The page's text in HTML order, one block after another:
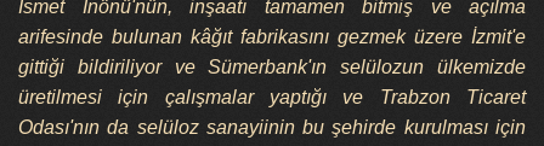
İsmet İnönü'nün, inşaatı tamamen bitmiş ve açılma
arifesinde bulunan kâğıt fabrikasını gezmek üzere İzmit'e
gittiği bildiriliyor ve Sümerbank'ın selülozun ülkemizde
üretilmesi için çalışmalar yaptığı ve Trabzon Ticaret
Odası'nın da selüloz sanayiinin bu şehirde kurulması için